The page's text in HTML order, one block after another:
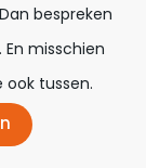
bespreken
misschien
ook tussen.